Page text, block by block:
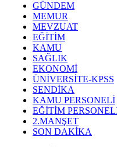
GÜNDEM
MEMUR
MEVZUAT
EĞİTİM
KAMU
SAĞLIK
EKONOMİ
ÜNİVERSİTE-KPSS
SENDİKA
KAMU PERSONELİ
EĞİTİM
2.MANŞET
SON DAKİKA